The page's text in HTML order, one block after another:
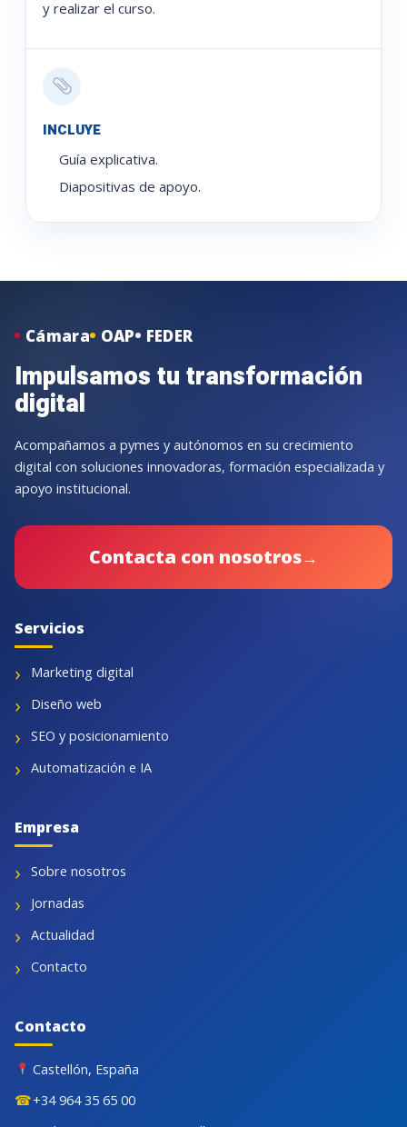
y realizar el curso.
INCLUYE
Guía explicativa.
Diapositivas de apoyo.
Cámara OAP FEDER
Impulsamos tu transformación
digital
Acompañamos a pymes y autónomos en su crecimiento
digital con soluciones innovadoras, formación especializada y
apoyo institucional.
Contacta con nosotros→
Servicios
Marketing digital
Diseño web
SEO y posicionamiento
Automatización e IA
Empresa
Sobre nosotros
Jornadas
Actualidad
Contacto
Contacto
Castellón, España
☎+34 964 35 65 00